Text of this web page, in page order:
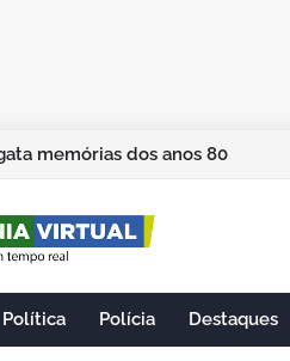
das suas escolhas: Juvenil
Política Polícia Destaques